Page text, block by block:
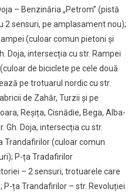
– Benzinăria „Petrom” (pistă
2 sensuri, pe amplasament nou);
(culoar comun pietoni și
Doja, intersecția cu str. Rampei
de biciclete pe cele două
pe trotuarul nordic cu str.
de Zahăr, Turzii și pe
Reșița, Cisnădie, Bega, Alba-
Gh. Doja, intersecția cu str.
Trandafirilor (culoar comun
P-ța Tradafirilor
– 2 sensuri, trotuarele care
P-ța Trandafirilor – str. Revoluției